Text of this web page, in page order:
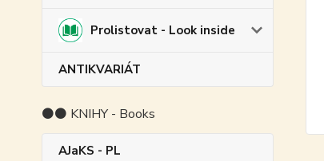
Prolistovat - Look inside
ANTIKVARIÁT
⚫⚫ KNIHY - Books
AJaKS - PL